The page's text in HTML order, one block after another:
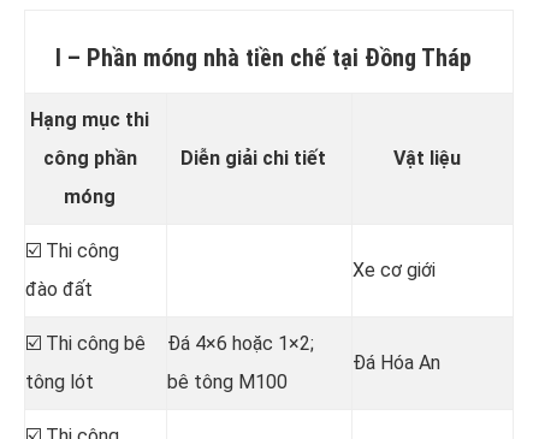
I – Phần móng nhà tiền chế tại Đồng Tháp
Hạng mục thi
công phần
móng
Diễn giải chi tiết Vật liệu
☑️ Thi công
đào đất
Xe cơ giới
☑️ Thi công bê
tông lót
Đá 4×6 hoặc 1×2;
bê tông M100
Đá Hóa An